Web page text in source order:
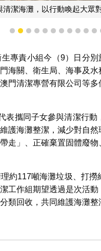
清潔海灘，以行動喚起大眾
1 2 3 4 5 6 7 8 9 10
專責小組今（9）日分
海關、衛生局、海事及
門清潔專營有限公司等
表攜同子女參與清潔行
護海灘整潔，減少對自
走」、正確棄置固體廢
約117噸海灘垃圾、打
工作組期望透過是次活
類回收，共同維護海灘